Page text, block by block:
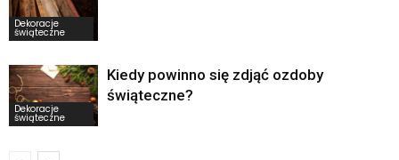
Dekoracje
świąteczne
Dekoracje
świąteczne
Kiedy powinno się zdjąć ozdoby
świąteczne?